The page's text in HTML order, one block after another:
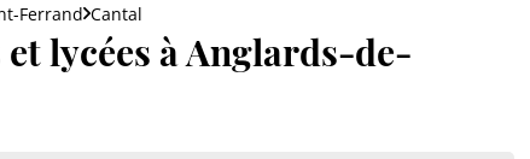
Ferrand Cantal
et lycées à Anglards-de-